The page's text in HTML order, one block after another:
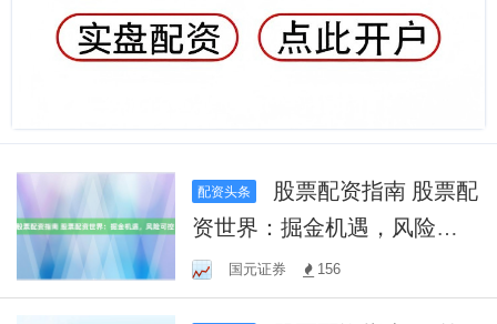
配资头条
资世界：掘金机遇，风险可
控！国元证券 156